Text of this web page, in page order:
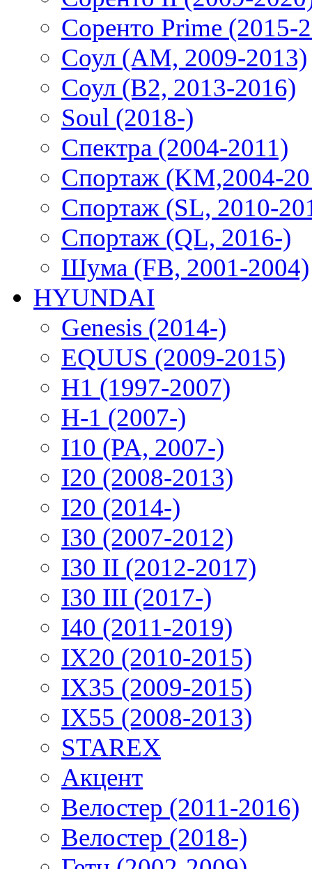
Соренто Prime (2015-
Соул (AM, 2009-2013)
Соул (B2, 2013-2016)
Soul (2018-)
Спектра (2004-2011)
Спортаж (KM,2004-
Спортаж (SL, 2010-
Спортаж (QL, 2016-)
Шума (FB, 2001-2004)
HYUNDAI
Genesis (2014-)
EQUUS (2009-2015)
H1 (1997-2007)
H-1 (2007-)
I10 (PA, 2007-)
I20 (2008-2013)
I20 (2014-)
I30 (2007-2012)
I30 II (2012-2017)
I30 III (2017-)
I40 (2011-2019)
IX20 (2010-2015)
IX35 (2009-2015)
IX55 (2008-2013)
STAREX
Акцент
Велостер (2011-2016)
Велостер (2018-)